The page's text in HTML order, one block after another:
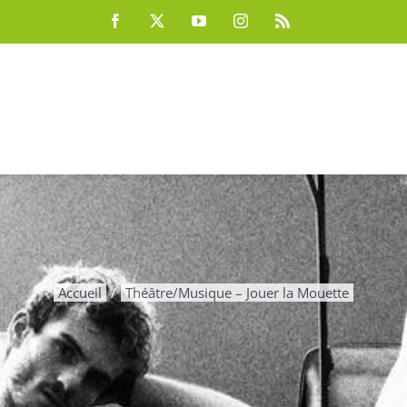
Facebook YouTubeInstagram
Accueil Théâtre/Musique – Jouer la Mouette